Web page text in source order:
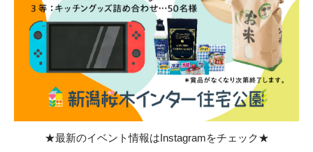
★最新のイベント情報はInstagramをチェック★